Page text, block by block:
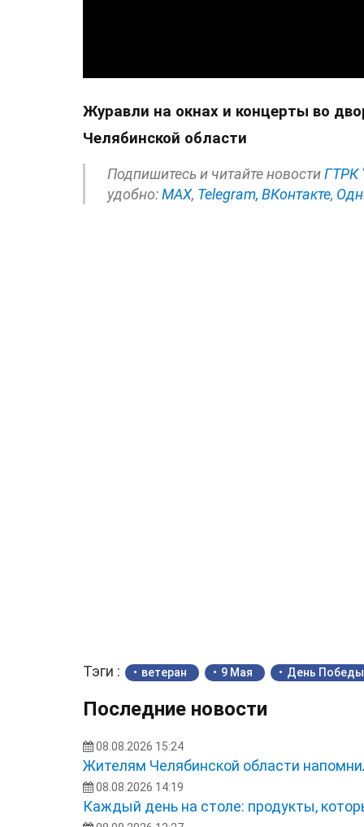
Журавли на окнах и концерты во
Челябинской области
Подпишитесь и читайте новостиГТРК
удобно:МАХ, Telegram, ВКонтакте,
Тэги : ветеран 9 Мая День Победы
Последние новости
08.08.2026 15:24
Жителям Челябинской области
08.08.2026 14:19
Каждый день на столе: продукты,